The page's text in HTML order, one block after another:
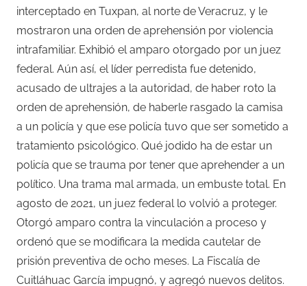
interceptado en Tuxpan, al norte de Veracruz, y le
mostraron una orden de aprehensión por violencia
intrafamiliar. Exhibió el amparo otorgado por un juez
federal. Aún así, el líder perredista fue detenido,
acusado de ultrajes a la autoridad, de haber roto la
orden de aprehensión, de haberle rasgado la camisa
a un policía y que ese policía tuvo que ser sometido a
tratamiento psicológico. Qué jodido ha de estar un
policía que se trauma por tener que aprehender a un
político. Una trama mal armada, un embuste total. En
agosto de 2021, un juez federal lo volvió a proteger.
Otorgó amparo contra la vinculación a proceso y
ordenó que se modificara la medida cautelar de
prisión preventiva de ocho meses. La Fiscalía de
Cuitláhuac García impugnó, y agregó nuevos delitos.